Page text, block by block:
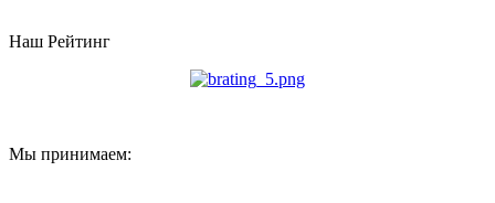
Наш Рейтинг
Мы принимаем: